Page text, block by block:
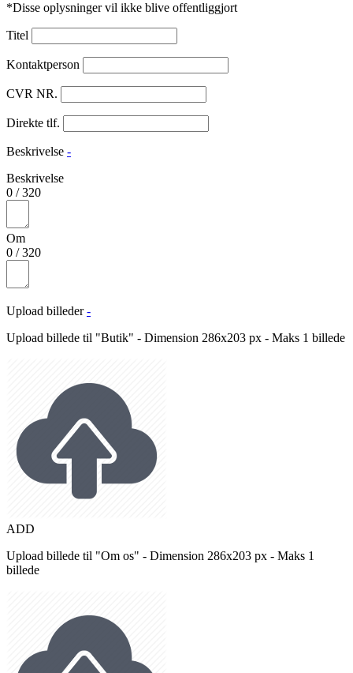
*Disse oplysninger vil ikke blive offentliggjort
Titel
Kontaktperson
CVR NR.
Direkte tlf.
Beskrivelse -
Beskrivelse
0 /320
Om
0 /320
Upload billeder -
Upload billede til "Butik" - Dimension 286x203 px - Maks 1 billede
ADD
Upload billede til "Om os" - Dimension 286x203 px - Maks 1
billede